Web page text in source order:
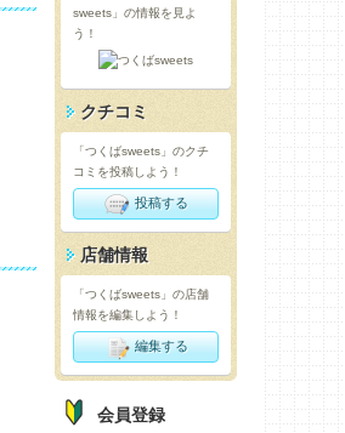
sweets」の情報を見よ
う！
クチコミ
「つくばsweets」のクチ
コミを投稿しよう！
投稿する
店舗情報
「つくばsweets」の店舗
情報を編集しよう！
編集する
会員登録